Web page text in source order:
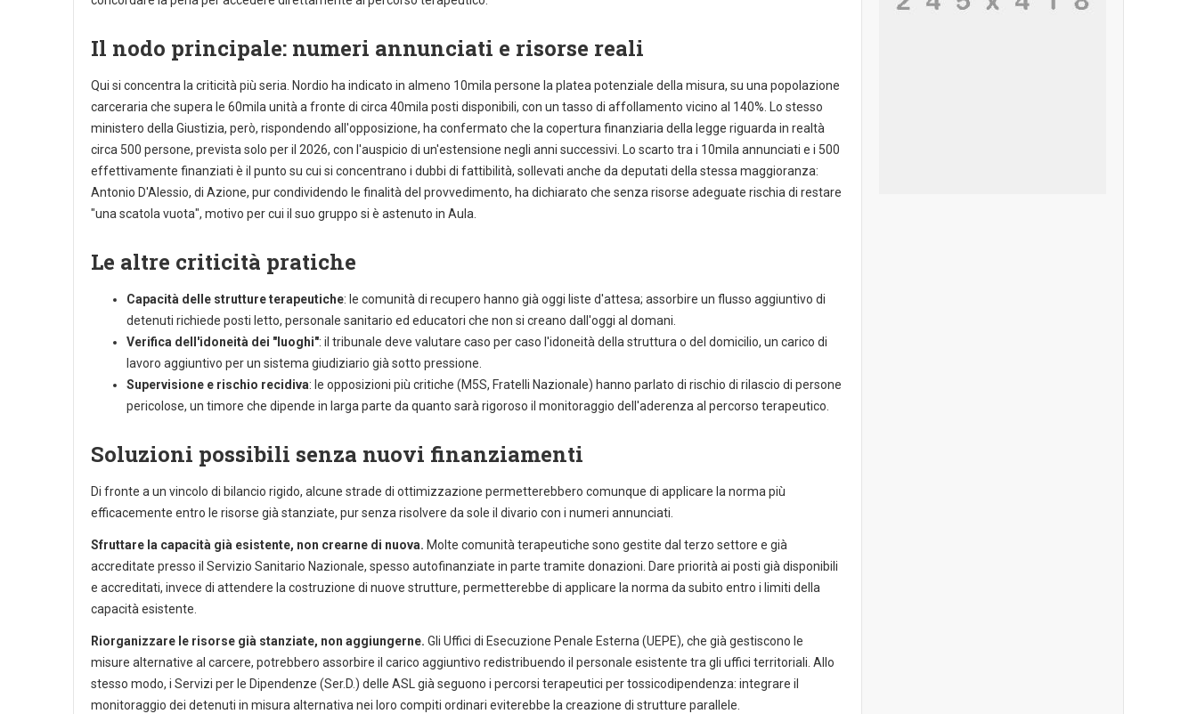
Il nodo principale: numeri annunciati e risorse reali
Qui si concentra la criticità più seria. Nordio ha indicato in almeno 10mila persone la platea potenziale della misura, su una popolazione
carceraria che supera le 60mila unità a fronte di circa 40mila posti disponibili, con un tasso di affollamento vicino al 140%. Lo stesso
ministero della Giustizia, però, rispondendo all'opposizione, ha confermato che la copertura finanziaria della legge riguarda in realtà
circa 500 persone, prevista solo per il 2026, con l'auspicio di un'estensione negli anni successivi. Lo scarto tra i 10mila annunciati e i 500
effettivamente finanziati è il punto su cui si concentrano i dubbi di fattibilità, sollevati anche da deputati della stessa maggioranza:
Antonio D'Alessio, di Azione, pur condividendo le finalità del provvedimento, ha dichiarato che senza risorse adeguate rischia di restare
"una scatola vuota", motivo per cui il suo gruppo si è astenuto in Aula.
Le altre criticità pratiche
Capacità delle strutture terapeutiche: le comunità di recupero hanno già oggi liste d'attesa; assorbire un flusso aggiuntivo di
detenuti richiede posti letto, personale sanitario ed educatori che non si creano dall'oggi al domani.
Verifica dell'idoneità dei "luoghi": il tribunale deve valutare caso per caso l'idoneità della struttura o del domicilio, un carico di
lavoro aggiuntivo per un sistema giudiziario già sotto pressione.
Supervisione e rischio recidiva: le opposizioni più critiche (M5S, Fratelli Nazionale) hanno parlato di rischio di rilascio di persone
pericolose, un timore che dipende in larga parte da quanto sarà rigoroso il monitoraggio dell'aderenza al percorso terapeutico.
Soluzioni possibili senza nuovi finanziamenti
Di fronte a un vincolo di bilancio rigido, alcune strade di ottimizzazione permetterebbero comunque di applicare la norma più
efficacemente entro le risorse già stanziate, pur senza risolvere da sole il divario con i numeri annunciati.
Sfruttare la capacità già esistente, non crearne di nuova. Molte comunità terapeutiche sono gestite dal terzo settore e già
accreditate presso il Servizio Sanitario Nazionale, spesso autofinanziate in parte tramite donazioni. Dare priorità ai posti già disponibili
e accreditati, invece di attendere la costruzione di nuove strutture, permetterebbe di applicare la norma da subito entro i limiti della
capacità esistente.
Riorganizzare le risorse già stanziate, non aggiungerne. Gli Uffici di Esecuzione Penale Esterna (UEPE), che già gestiscono le
misure alternative al carcere, potrebbero assorbire il carico aggiuntivo redistribuendo il personale esistente tra gli uffici territoriali. Allo
stesso modo, i Servizi per le Dipendenze (Ser.D.) delle ASL già seguono i percorsi terapeutici per tossicodipendenza: integrare il
monitoraggio dei detenuti in misura alternativa nei loro compiti ordinari eviterebbe la creazione di strutture parallele.